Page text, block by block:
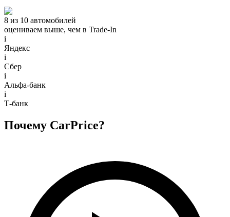
8 из 10 автомобилей
оцениваем выше, чем в Trade‑In
i
Яндекс
i
Сбер
i
Альфа-банк
i
Т-банк
Почему CarPrice?